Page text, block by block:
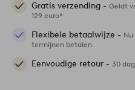
Gratis verzending - Geldt
129 euro*
Flexibele betaalwijze -
termijnen betalen
Eenvoudige retour - 30